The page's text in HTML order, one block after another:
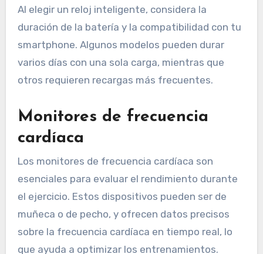
Al elegir un reloj inteligente, considera la
duración de la batería y la compatibilidad con tu
smartphone. Algunos modelos pueden durar
varios días con una sola carga, mientras que
otros requieren recargas más frecuentes.
Monitores de frecuencia
cardíaca
Los monitores de frecuencia cardíaca son
esenciales para evaluar el rendimiento durante
el ejercicio. Estos dispositivos pueden ser de
muñeca o de pecho, y ofrecen datos precisos
sobre la frecuencia cardíaca en tiempo real, lo
que ayuda a optimizar los entrenamientos.